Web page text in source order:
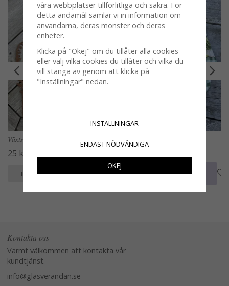
Växtstöd blad i rost och växter
25 kr
INFO KÖP
Grytlapp och grytvante Olive
INFO KÖP
Kontakta oss
Varmt välkommen att kontakta vår
kundtjänst.
info@glasverandan.se
våra webbplatser tillförlitliga och säkra. För
detta ändamål samlar vi in information om
användarna, deras mönster och deras
enheter.
Klicka på "Okej" om du tillåter alla cookies
eller välj vilka cookies du tillåter och vilka du
vill stänga av genom att klicka på
"Inställningar" nedan.
INSTÄLLNINGAR
ENDAST NÖDVÄNDIGA
OKEJ